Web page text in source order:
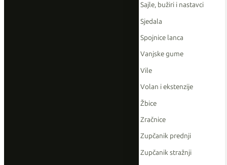
Sajle, bužiri i nastavci
Sjedala
Spojnice lanca
Vanjske gume
Vile
Volan i ekstenzije
Žbice
Zračnice
Zupčanik prednji
Zupčanik stražnji